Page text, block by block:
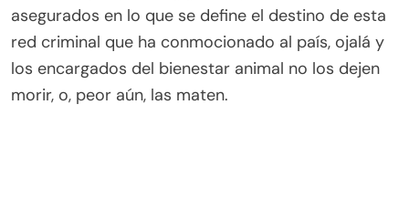
asegurados en lo que se define el destino de esta
red criminal que ha conmocionado al país, ojalá y
los encargados del bienestar animal no los dejen
morir, o, peor aún, las maten.